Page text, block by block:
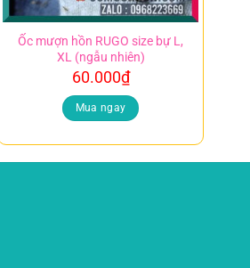
Ốc mượn hồn RUGO size bự L,
XL (ngẫu nhiên)
60.000₫
Mua ngay